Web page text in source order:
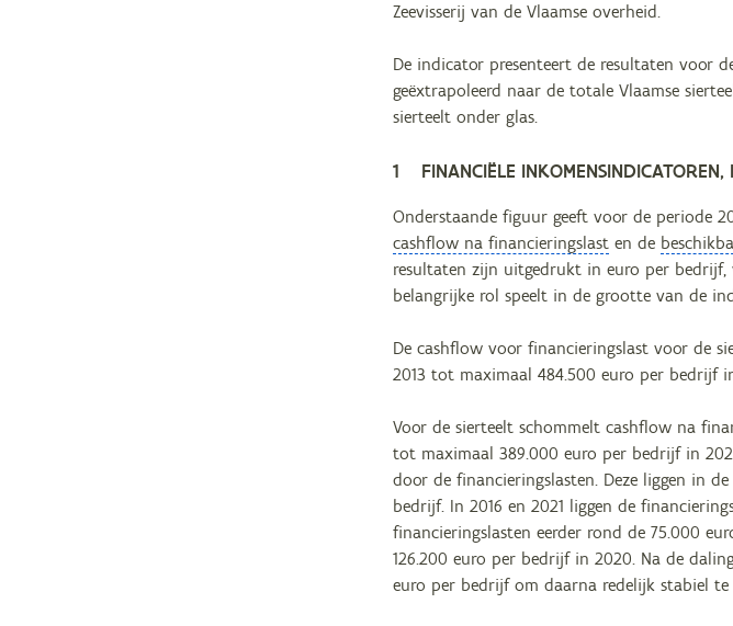
Zeevisserij van de Vlaamse overheid.
De indicator presenteert de resultaten voor
geëxtrapoleerd naar de totale Vlaamse
sierteelt onder glas.
1 FINANCIËLE INKOMENSINDICATOREN,
Onderstaande figuur geeft voor de periode
cashflow na financieringslast en de
resultaten zijn uitgedrukt in euro per
belangrijke rol speelt in de grootte van de
De cashflow voor financieringslast voor de
2013 tot maximaal 484.500 euro per bedrijf
Voor de sierteelt schommelt cashflow na
tot maximaal 389.000 euro per bedrijf in
door de financieringslasten. Deze liggen in
bedrijf. In 2016 en 2021 liggen de
financieringslasten eerder rond de 75.000
126.200 euro per bedrijf in 2020. Na de
euro per bedrijf om daarna redelijk stabiel